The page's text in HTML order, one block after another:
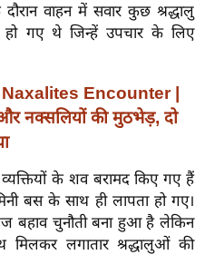
वाहन में सवार कुछ श्रद्धालु
गए थे जिन्हें उपचार के लिए
Encounter |
नक्सलियों की मुठभेड़, दो
के शव बरामद किए गए हैं
बस के साथ ही लापता हो गए।
बहाव चुनौती बना हुआ है लेकिन
मिलकर लगातार श्रद्धालुओं की